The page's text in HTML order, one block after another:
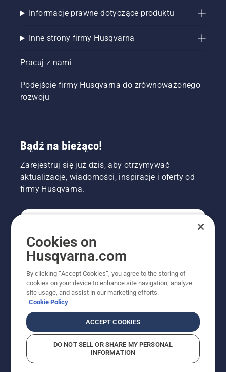
Informacje prawne dotyczące produktu
Inne strony firmy Husqvarna
Pracuj z nami
Podejście firmy Husqvarna do zrównoważonego
rozwoju
Bądź na bieżąco!
Zarejestruj się już dziś, aby otrzymywać
aktualizacje, wiadomości, inspiracje i oferty od
firmy Husqvarna.
PROFESJONALISTA
Cookies on
Husqvarna.com
By clicking “Accept Cookies”, you agree to the storing of
cookies on your device to enhance site navigation, analyze
site usage, and assist in our marketing efforts.
Cookie Policy
ACCEPT COOKIES
DO NOT SELL OR SHARE MY PERSONAL
INFORMATION